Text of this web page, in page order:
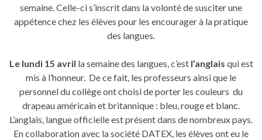
semaine. Celle-ci s’inscrit dans la volonté de susciter une
appétence chez les élèves pour les encourager à la pratique
des langues.
Le lundi 15 avril la semaine des langues, c’est l’anglais qui est
mis à l’honneur. De ce fait, les professeurs ainsi que le
personnel du collège ont choisi de porter les couleurs du
drapeau américain et britannique : bleu, rouge et blanc.
L’anglais, langue officielle est présent dans de nombreux pays.
En collaboration avec la société DATEX, les élèves ont eu le